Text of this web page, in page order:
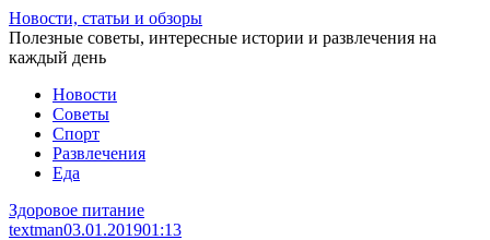
Перейти
к
статье
Новости, статьи и обзоры
Полезные советы, интересные истории и развлечения на
каждый день
Новости
Советы
Спорт
Развлечения
Еда
Здоровое питание
textman03.01.201901:13